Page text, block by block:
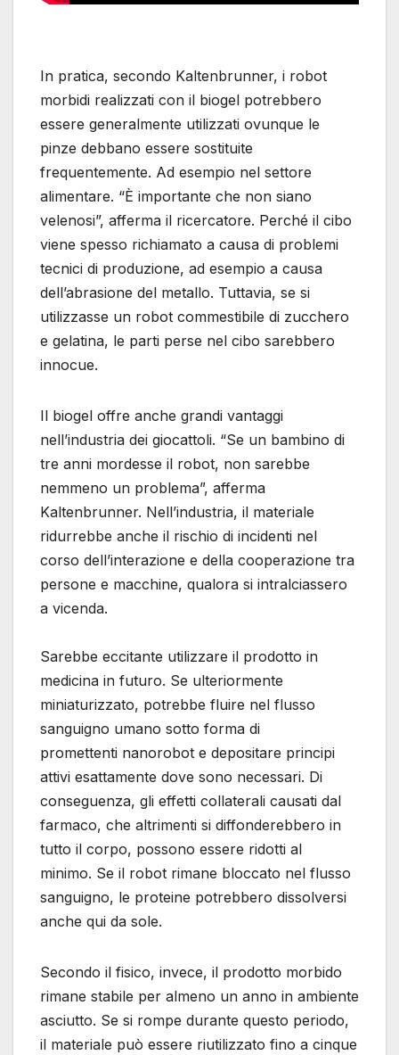
In pratica, secondo Kaltenbrunner, i robot
morbidi realizzati con il biogel potrebbero
essere generalmente utilizzati ovunque le
pinze debbano essere sostituite
frequentemente. Ad esempio nel settore
alimentare. “È importante che non siano
velenosi”, afferma il ricercatore. Perché il cibo
viene spesso richiamato a causa di problemi
tecnici di produzione, ad esempio a causa
dell’abrasione del metallo. Tuttavia, se si
utilizzasse un robot commestibile di zucchero
e gelatina, le parti perse nel cibo sarebbero
innocue.
Il biogel offre anche grandi vantaggi
nell’industria dei giocattoli. “Se un bambino di
tre anni mordesse il robot, non sarebbe
nemmeno un problema”, afferma
Kaltenbrunner. Nell’industria, il materiale
ridurrebbe anche il rischio di incidenti nel
corso dell’interazione e della cooperazione tra
persone e macchine, qualora si intralciassero
a vicenda.
Sarebbe eccitante utilizzare il prodotto in
medicina in futuro. Se ulteriormente
miniaturizzato, potrebbe fluire nel flusso
sanguigno umano sotto forma di
promettenti nanorobot e depositare principi
attivi esattamente dove sono necessari. Di
conseguenza, gli effetti collaterali causati dal
farmaco, che altrimenti si diffonderebbero in
tutto il corpo, possono essere ridotti al
minimo. Se il robot rimane bloccato nel flusso
sanguigno, le proteine ​​potrebbero dissolversi
anche qui da sole.
Secondo il fisico, invece, il prodotto morbido
rimane stabile per almeno un anno in ambiente
asciutto. Se si rompe durante questo periodo,
il materiale può essere riutilizzato fino a cinque